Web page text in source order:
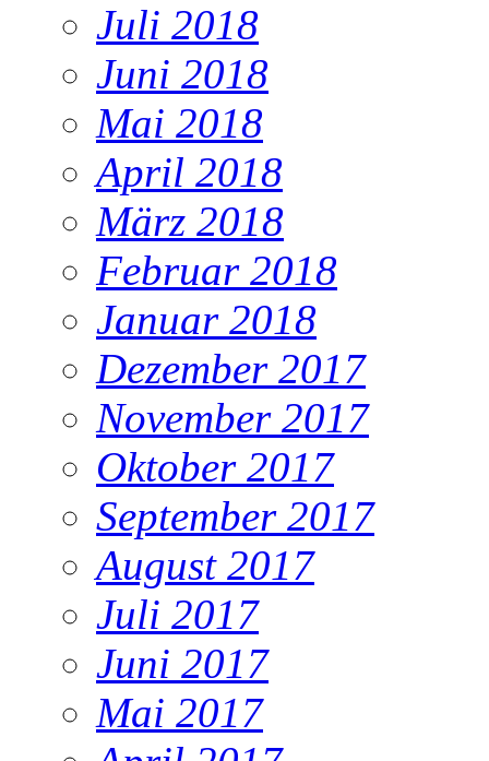
Juli 2018
Juni 2018
Mai 2018
April 2018
März 2018
Februar 2018
Januar 2018
Dezember 2017
November 2017
Oktober 2017
September 2017
August 2017
Juli 2017
Juni 2017
Mai 2017